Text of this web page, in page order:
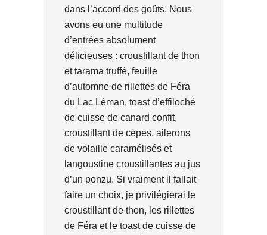
dans l’accord des goûts. Nous
avons eu une multitude
d’entrées absolument
délicieuses : croustillant de thon
et tarama truffé, feuille
d’automne de rillettes de Féra
du Lac Léman, toast d’effiloché
de cuisse de canard confit,
croustillant de cèpes, ailerons
de volaille caramélisés et
langoustine croustillantes au jus
d’un ponzu. Si vraiment il fallait
faire un choix, je privilégierai le
croustillant de thon, les rillettes
de Féra et le toast de cuisse de